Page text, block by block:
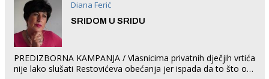
Diana Ferić
SRIDOM U SRIDU
PREDIZBORNA KAMPANJA / Vlasnicima privatnih dječjih vrtića
nije lako slušati Restovićeva obećanja jer ispada da to što oni